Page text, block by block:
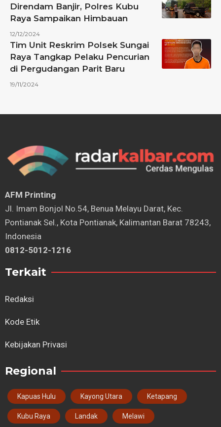
Direndam Banjir, Polres Kubu
Raya Sampaikan Himbauan
12/12/2024
Tim Unit Reskrim Polsek Sungai
Raya Tangkap Pelaku Pencurian
di Pergudangan Parit Baru
19/11/2024
AFM Printing
⁠Jl. Imam Bonjol No.54, Benua Melayu Darat, Kec.
Pontianak Sel., Kota Pontianak, Kalimantan Barat 78243,
Indonesia
0812-5012-1216
Terkait
Redaksi
Kode Etik
Kebijakan Privasi
Regional
Kapuas Hulu Kayong Utara Ketapang
Kubu Raya Landak Melawi